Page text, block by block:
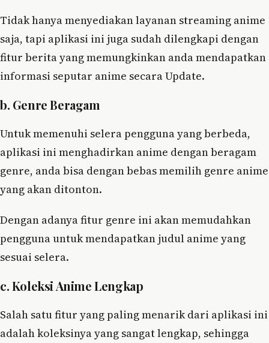
Tidak hanya menyediakan layanan streaming anime
saja, tapi aplikasi ini juga sudah dilengkapi dengan
fitur berita yang memungkinkan anda mendapatkan
informasi seputar anime secara Update.
b. Genre Beragam
Untuk memenuhi selera pengguna yang berbeda,
aplikasi ini menghadirkan anime dengan beragam
genre, anda bisa dengan bebas memilih genre anime
yang akan ditonton.
Dengan adanya fitur genre ini akan memudahkan
pengguna untuk mendapatkan judul anime yang
sesuai selera.
c. Koleksi Anime Lengkap
Salah satu fitur yang paling menarik dari aplikasi ini
adalah koleksinya yang sangat lengkap, sehingga